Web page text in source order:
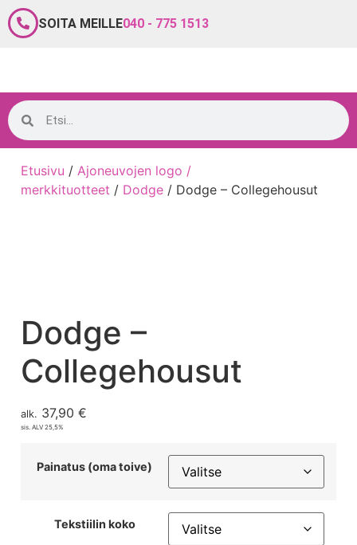
SOITA MEILLE040 - 775 1513
Etusivu / Ajoneuvojen logo /
merkkituotteet / Dodge / Dodge – Collegehousut
Dodge –
Collegehousut
alk. 37,90 €
sis. ALV 25,5%
Painatus (oma toive)
Tekstiilin koko